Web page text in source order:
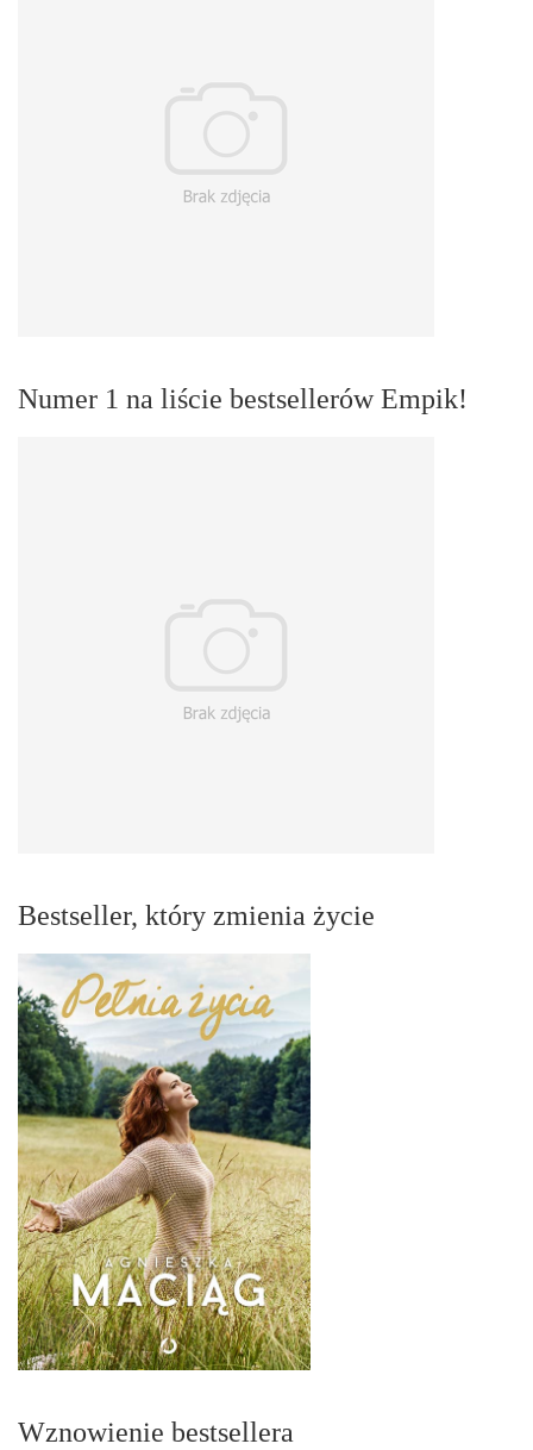
Numer 1 na liście bestsellerów Empik!
Bestseller, który zmienia życie
Wznowienie bestsellera